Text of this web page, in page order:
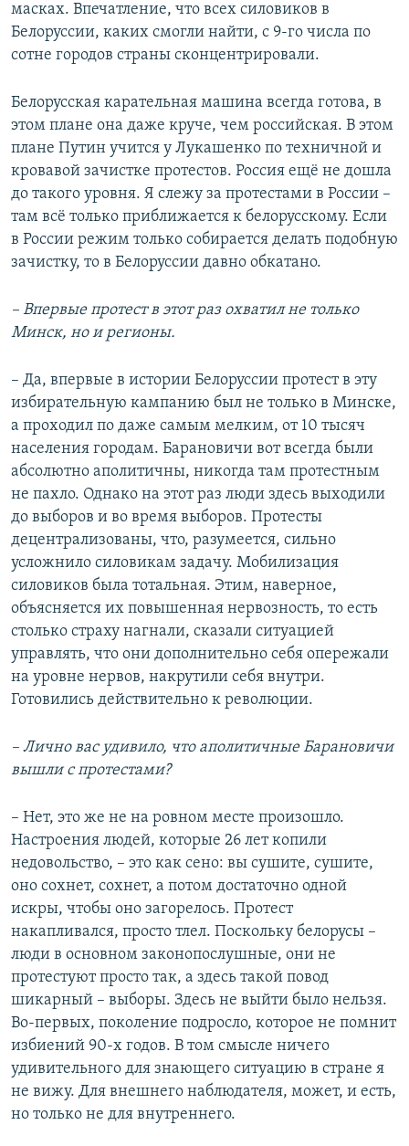
масках. Впечатление, что всех силовиков в
Белоруссии, каких смогли найти, с 9-го числа по
сотне городов страны сконцентрировали.
Белорусская карательная машина всегда готова, в
этом плане она даже круче, чем российская. В этом
плане Путин учится у Лукашенко по техничной и
кровавой зачистке протестов. Россия ещё не дошла
до такого уровня. Я слежу за протестами в России –
там всё только приближается к белорусскому. Если
в России режим только собирается делать подобную
зачистку, то в Белоруссии давно обкатано.
– Впервые протест в этот раз охватил не только
Минск, но и регионы.
– Да, впервые в истории Белоруссии протест в эту
избирательную кампанию был не только в Минске,
а проходил по даже самым мелким, от 10 тысяч
населения городам. Барановичи вот всегда были
абсолютно аполитичны, никогда там протестным
не пахло. Однако на этот раз люди здесь выходили
до выборов и во время выборов. Протесты
децентрализованы, что, разумеется, сильно
усложнило силовикам задачу. Мобилизация
силовиков была тотальная. Этим, наверное,
объясняется их повышенная нервозность, то есть
столько страху нагнали, сказали ситуацией
управлять, что они дополнительно себя опережали
на уровне нервов, накрутили себя внутри.
Готовились действительно к революции.
– Лично вас удивило, что аполитичные Барановичи
вышли с протестами?
– Нет, это же не на ровном месте произошло.
Настроения людей, которые 26 лет копили
недовольство, – это как сено: вы сушите, сушите,
оно сохнет, сохнет, а потом достаточно одной
искры, чтобы оно загорелось. Протест
накапливался, просто тлел. Поскольку белорусы –
люди в основном законопослушные, они не
протестуют просто так, а здесь такой повод
шикарный – выборы. Здесь не выйти было нельзя.
Во-первых, поколение подросло, которое не помнит
избиений 90-х годов. В том смысле ничего
удивительного для знающего ситуацию в стране я
не вижу. Для внешнего наблюдателя, может, и есть,
но только не для внутреннего.